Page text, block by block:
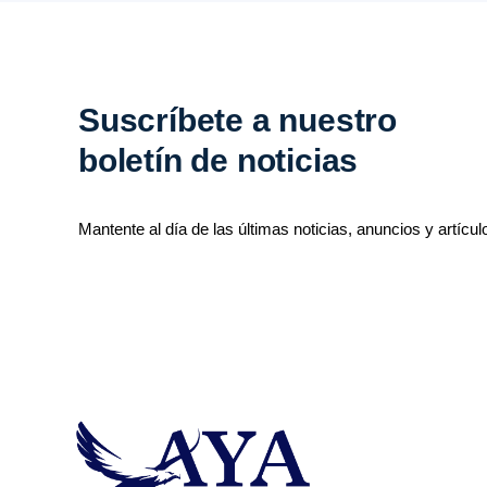
Suscríbete a nuestro
boletín de noticias
Mantente al día de las últimas noticias, anuncios y